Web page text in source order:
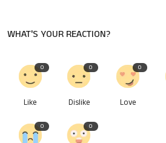
WHAT'S YOUR REACTION?
0
Like
0
Dislike
0
Love
0 0